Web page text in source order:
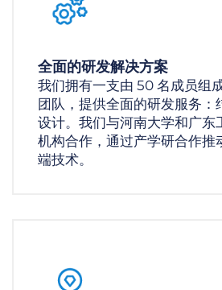
全面的研发解决方案
我们拥有一支由 50 名成员组
团队，提供全面的研发服务：
设计。我们与河南大学和广东
机构合作，通过产学研合作推
端技术。